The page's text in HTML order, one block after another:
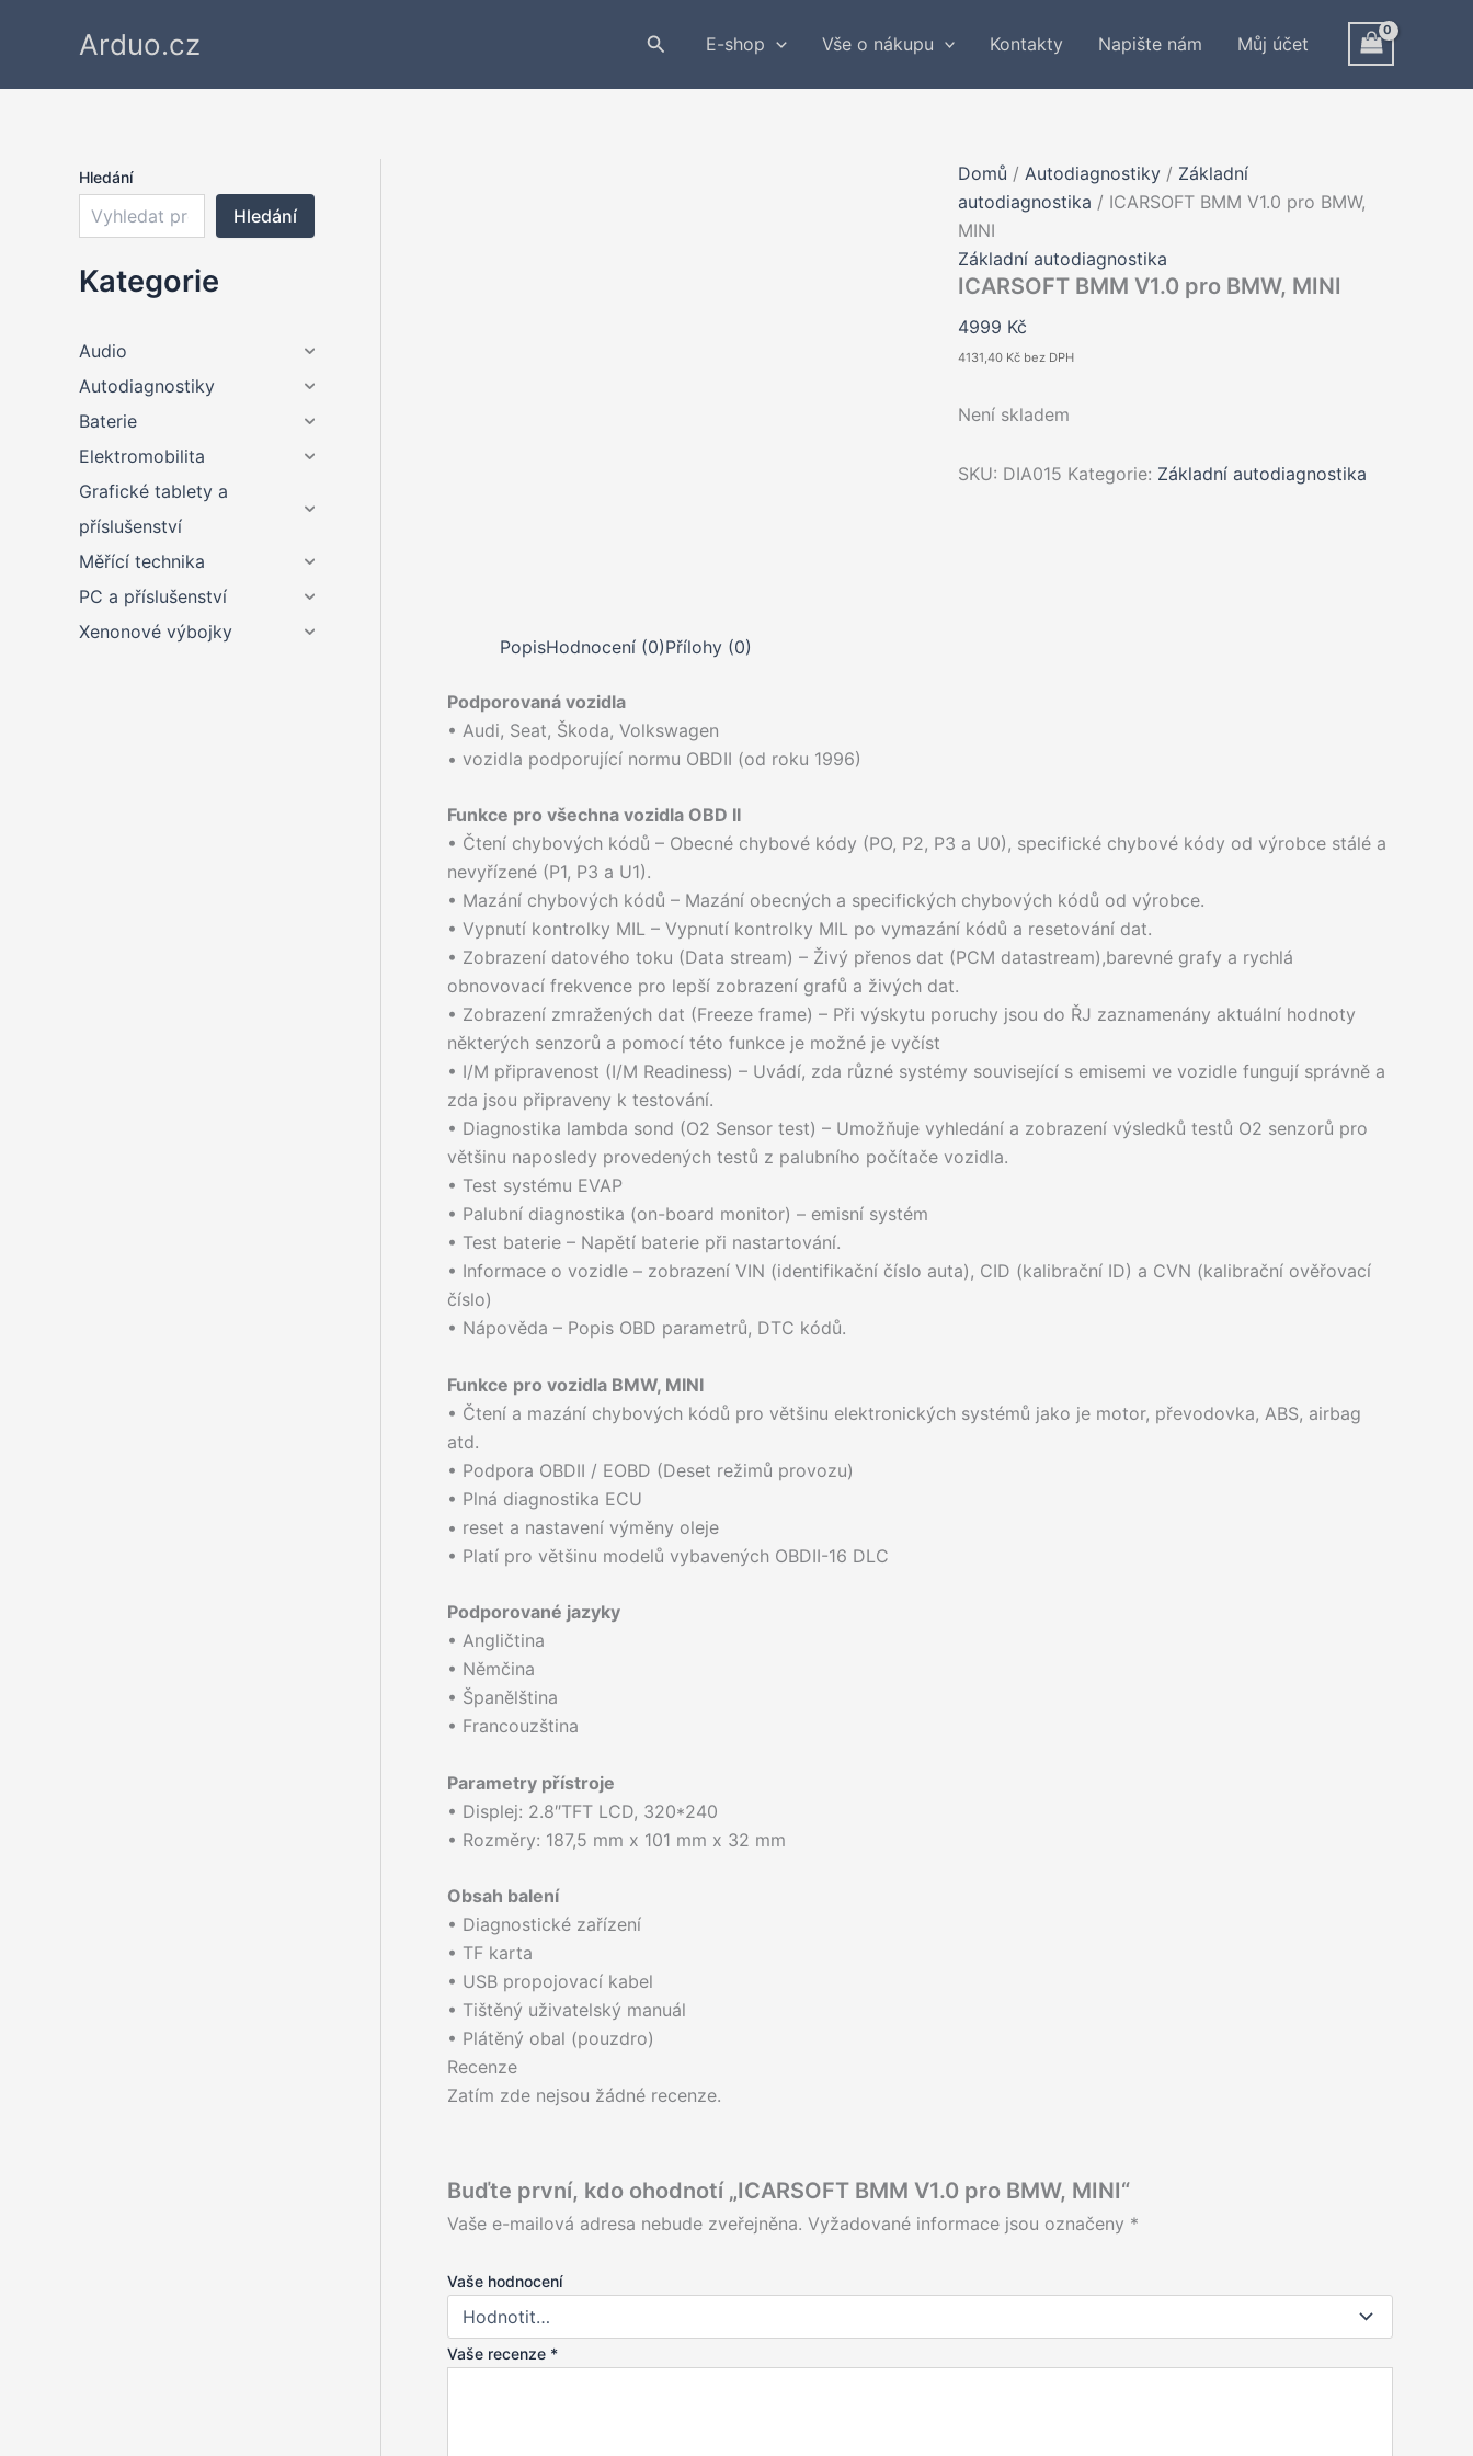
Arduo.cz Hledat E-shop Vše o nákupu Kontakty Napište nám Můj účet
Hledání
Hledání
Kategorie
Audio
Autodiagnostiky
Baterie
Elektromobilita
Grafické tablety a
příslušenství
Měřící technika
PC a příslušenství
Xenonové výbojky
Domů /Autodiagnostiky / Základní
autodiagnostika / ICARSOFT BMM V1.0 pro BMW,
MINI
Základní autodiagnostika
ICARSOFT BMM V1.0 pro BMW, MINI
4999 Kč
4131,40 Kč bez DPH
Není skladem
SKU: DIA015 Kategorie: Základní autodiagnostika
PopisHodnocení (0)Přílohy (0)
Podporovaná vozidla
• Audi, Seat, Škoda, Volkswagen
• vozidla podporující normu OBDII (od roku 1996)
Funkce pro všechna vozidla OBD II
• Čtení chybových kódů – Obecné chybové kódy (PO, P2, P3 a U0), specifické chybové kódy od výrobce stálé a
nevyřízené (P1, P3 a U1).
• Mazání chybových kódů – Mazání obecných a specifických chybových kódů od výrobce.
• Vypnutí kontrolky MIL – Vypnutí kontrolky MIL po vymazání kódů a resetování dat.
• Zobrazení datového toku (Data stream) – Živý přenos dat (PCM datastream),barevné grafy a rychlá
obnovovací frekvence pro lepší zobrazení grafů a živých dat.
• Zobrazení zmražených dat (Freeze frame) – Při výskytu poruchy jsou do ŘJ zaznamenány aktuální hodnoty
některých senzorů a pomocí této funkce je možné je vyčíst
• I/M připravenost (I/M Readiness) – Uvádí, zda různé systémy související s emisemi ve vozidle fungují správně a
zda jsou připraveny k testování.
• Diagnostika lambda sond (O2 Sensor test) – Umožňuje vyhledání a zobrazení výsledků testů O2 senzorů pro
většinu naposledy provedených testů z palubního počítače vozidla.
• Test systému EVAP
• Palubní diagnostika (on-board monitor) – emisní systém
• Test baterie – Napětí baterie při nastartování.
• Informace o vozidle – zobrazení VIN (identifikační číslo auta), CID (kalibrační ID) a CVN (kalibrační ověřovací
číslo)
• Nápověda – Popis OBD parametrů, DTC kódů.
Funkce pro vozidla BMW, MINI
• Čtení a mazání chybových kódů pro většinu elektronických systémů jako je motor, převodovka, ABS, airbag
atd.
• Podpora OBDII / EOBD (Deset režimů provozu)
• Plná diagnostika ECU
• reset a nastavení výměny oleje
• Platí pro většinu modelů vybavených OBDII-16 DLC
Podporované jazyky
• Angličtina
• Němčina
• Španělština
• Francouzština
Parametry přístroje
• Displej: 2.8″TFT LCD, 320*240
• Rozměry: 187,5 mm x 101 mm x 32 mm
Obsah balení
• Diagnostické zařízení
• TF karta
• USB propojovací kabel
• Tištěný uživatelský manuál
• Plátěný obal (pouzdro)
Recenze
Zatím zde nejsou žádné recenze.
Buďte první, kdo ohodnotí „ICARSOFT BMM V1.0 pro BMW, MINI“
Vaše e-mailová adresa nebude zveřejněna. Vyžadované informace jsou označeny *
Vaše hodnocení
Vaše recenze *